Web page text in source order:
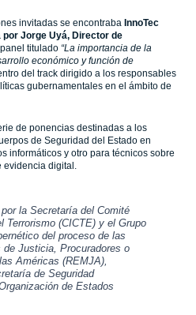
invitadas se encontraba InnoTec
por Jorge Uyá, Director de
titulado “La importancia de la
económico y función de
del track dirigido a los responsables
gubernamentales en el ámbito de
de ponencias destinadas a los
de Seguridad del Estado en
informáticos y otro para técnicos sobre
digital.
la Secretaría del Comité
Terrorismo (CICTE) y el Grupo
del proceso de las
Justicia, Procuradores o
Américas (REMJA),
de Seguridad
de Estados